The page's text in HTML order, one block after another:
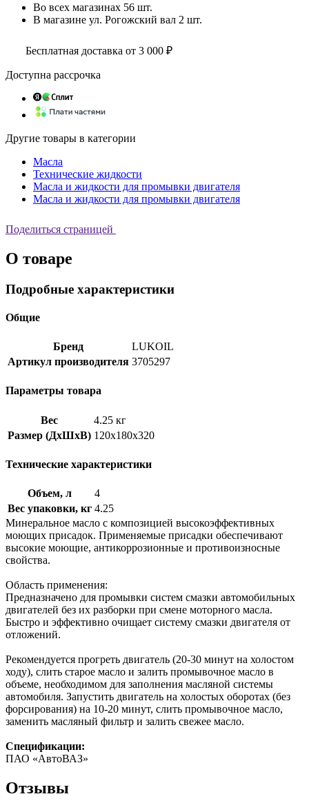
Во всех магазинах 56 шт.
В магазине ул. Рогожский вал 2 шт.
Бесплатная доставка от 3 000 ₽
Доступна рассрочка
Другие товары в категории
Масла
Технические жидкости
Масла и жидкости для промывки двигателя
Масла и жидкости для промывки двигателя
Поделиться страницей
О товаре
Подробные характеристики
Общие
Бренд
LUKOIL
Артикул производителя 3705297
Параметры товара
Вес
4.25 кг
Размер (ДхШхВ) 120x180x320
Технические характеристики
Объем, л
4
Вес упаковки, кг 4.25
Минеральное масло с композицией высокоэффективных
моющих присадок. Применяемые присадки обеспечивают
высокие моющие, антикоррозионные и противоизносные
свойства.
Область применения:
Предназначено для промывки систем смазки автомобильных
двигателей без их разборки при смене моторного масла.
Быстро и эффективно очищает систему смазки двигателя от
отложений.
Рекомендуется прогреть двигатель (20-30 минут на холостом
ходу), слить старое масло и залить промывочное масло в
объеме, необходимом для заполнения масляной системы
автомобиля. Запустить двигатель на холостых оборотах (без
форсирования) на 10-20 минут, слить промывочное масло,
заменить масляный фильтр и залить свежее масло.
Спецификации:
ПАО «АвтоВАЗ»
Отзывы